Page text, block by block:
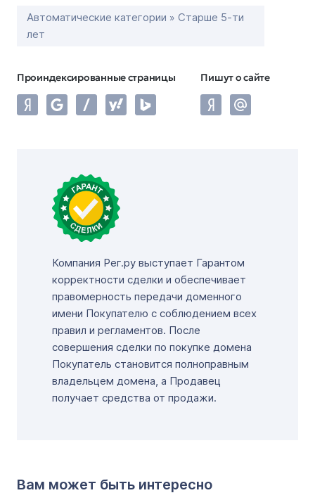
Автоматические категории » Старше 5-ти
лет
Проиндексированные страницы Пишут о сайте
Компания Рег.ру выступает Гарантом
корректности сделки и обеспечивает
правомерность передачи доменного
имени Покупателю с соблюдением всех
правил и регламентов. После
совершения сделки по покупке домена
Покупатель становится полноправным
владельцем домена, а Продавец
получает средства от продажи.
Вам может быть интересно